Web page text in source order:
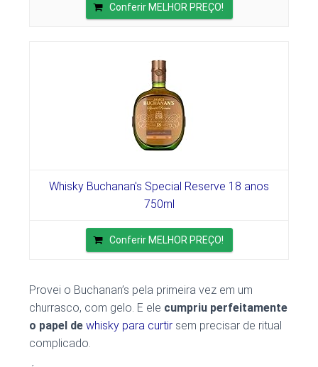
Conferir MELHOR PREÇO!
Whisky Buchanan's Special Reserve 18 anos
750ml
Conferir MELHOR PREÇO!
Provei o Buchanan’s pela primeira vez em um
churrasco, com gelo. E ele cumpriu perfeitamente
o papel de whisky para curtir sem precisar de ritual
complicado.